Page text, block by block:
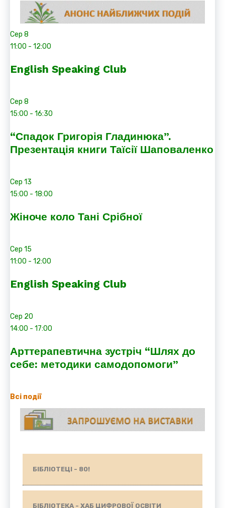
Сер 8
11:00 - 12:00
English Speaking Club
Сер 8
15:00 - 16:30
“Спадок Григорія Гладинюка”.
Презентація книги Таїсії Шаповаленко
Сер 13
15:00 - 18:00
Жіноче коло Тані Срібної
Сер 15
11:00 - 12:00
English Speaking Club
Сер 20
14:00 - 17:00
Арттерапевтична зустріч “Шлях до
себе: методики самодопомоги”
Всі події
БІБЛІОТЕЦІ - 80!
БІБЛІОТЕКА - ХАБ ЦИФРОВОЇ ОСВІТИ